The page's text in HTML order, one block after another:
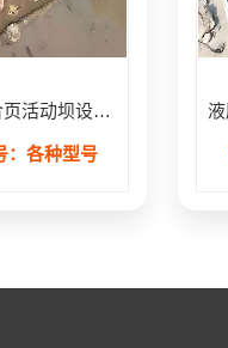
合页坝生产厂家价格-合页活动坝设计安装方案定制
：各种型号